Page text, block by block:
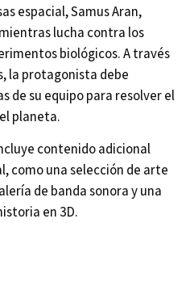
espacial, Samus Aran,
lucha contra los
biológicos. A través
la protagonista debe
de su equipo para resolver el
planeta.
contenido adicional
como una selección de arte
de banda sonora y una
en 3D.